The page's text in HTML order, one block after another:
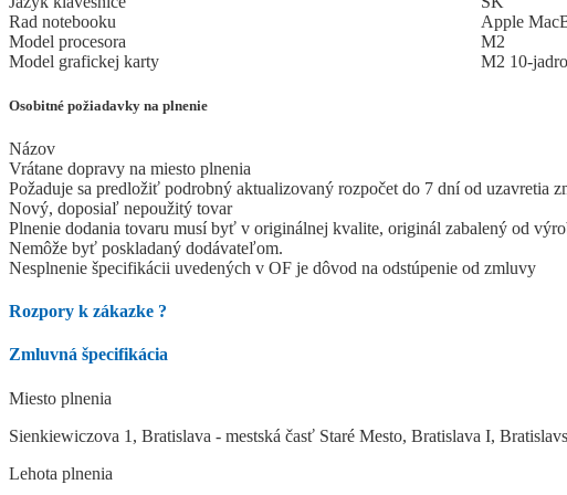
Rad notebooku
Apple
Model procesora
M2
Model grafickej karty
M2 10-
Osobitné požiadavky na plnenie
Názov
Vrátane dopravy na miesto plnenia
Požaduje sa predložiť podrobný aktualizovaný rozpočet do 7 dní od uzavretia
Nový, doposiaľ nepoužitý tovar
Plnenie dodania tovaru musí byť v originálnej kvalite, originál zabalený od
Nemôže byť poskladaný dodávateľom.
Nesplnenie špecifikácii uvedených v OF je dôvod na odstúpenie od zmluvy
Rozpory k zákazke ?
Zmluvná špecifikácia
Miesto plnenia
Sienkiewiczova 1, Bratislava - mestská časť Staré Mesto, Bratislava I,
Lehota plnenia